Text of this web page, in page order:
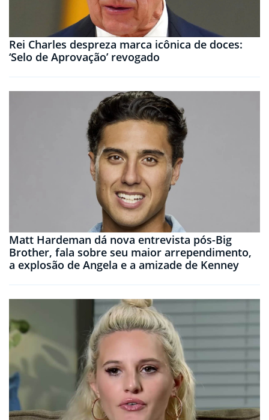
Rei Charles despreza marca icônica de doces:
‘Selo de Aprovação’ revogado
Matt Hardeman dá nova entrevista pós-Big
Brother, fala sobre seu maior arrependimento,
a explosão de Angela e a amizade de Kenney